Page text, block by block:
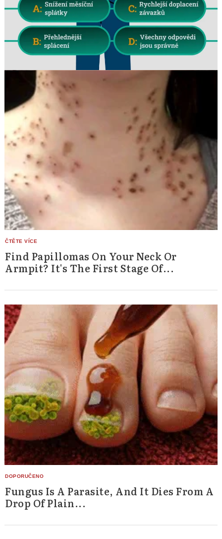
Find Papillomas On Your Neck Or
Armpit? It's The First Stage Of...
Fungus Is A Parasite, And It Dies From A
Drop Of Plain...